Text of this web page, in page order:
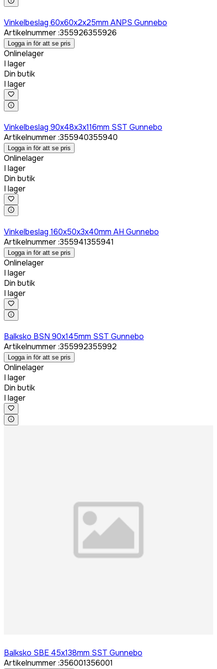
Vinkelbeslag 60x60x2x25mm ANPS Gunnebo
Artikelnummer:355926355926
Logga in för att se pris
Onlinelager
I lager
Din butik
I lager
Vinkelbeslag 90x48x3x116mm SST Gunnebo
Artikelnummer:355940355940
Logga in för att se pris
Onlinelager
I lager
Din butik
I lager
Vinkelbeslag 160x50x3x40mm AH Gunnebo
Artikelnummer:355941355941
Logga in för att se pris
Onlinelager
I lager
Din butik
I lager
Balksko BSN 90x145mm SST Gunnebo
Artikelnummer:355992355992
Logga in för att se pris
Onlinelager
I lager
Din butik
I lager
Balksko SBE 45x138mm SST Gunnebo
Artikelnummer:356001356001